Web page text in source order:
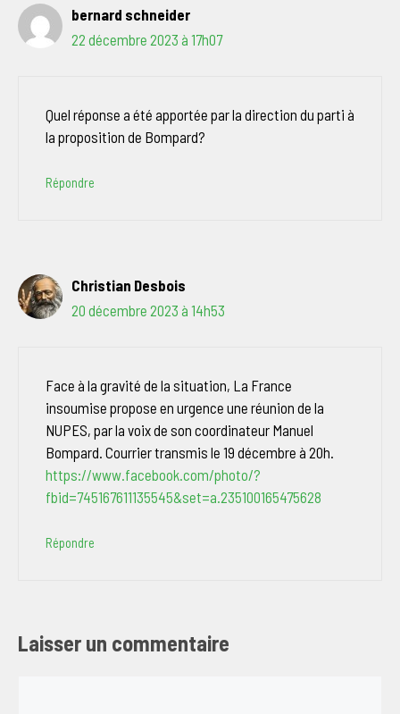
bernard schneider
22 décembre 2023 à 17h07
Quel réponse a été apportée par la direction du parti à
la proposition de Bompard?
Répondre
Christian Desbois
20 décembre 2023 à 14h53
Face à la gravité de la situation, La France
insoumise propose en urgence une réunion de la
NUPES, par la voix de son coordinateur Manuel
Bompard. Courrier transmis le 19 décembre à 20h.
https://www.facebook.com/photo/?
fbid=745167611135545&set=a.235100165475628
Répondre
Laisser un commentaire